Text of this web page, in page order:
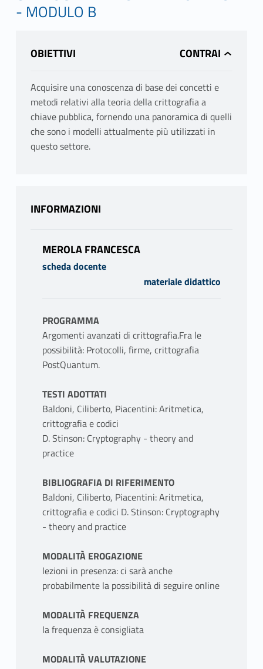
- MODULO B
OBIETTIVI
Acquisire una conoscenza di base dei concetti e
metodi relativi alla teoria della crittografia a
chiave pubblica, fornendo una panoramica di quelli
che sono i modelli attualmente più utilizzati in
questo settore.
INFORMAZIONI
MEROLA FRANCESCA
scheda docente
materiale didattico
PROGRAMMA
Argomenti avanzati di crittografia.Fra le
possibilità: Protocolli, firme, crittografia
PostQuantum.
TESTI ADOTTATI
Baldoni, Ciliberto, Piacentini: Aritmetica,
crittografia e codici
D. Stinson: Cryptography - theory and
practice
BIBLIOGRAFIA DI RIFERIMENTO
Baldoni, Ciliberto, Piacentini: Aritmetica,
crittografia e codici D. Stinson: Cryptography
- theory and practice
MODALITÀ EROGAZIONE
lezioni in presenza: ci sarà anche
probabilmente la possibilità di seguire online
MODALITÀ FREQUENZA
la frequenza è consigliata
MODALITÀ VALUTAZIONE